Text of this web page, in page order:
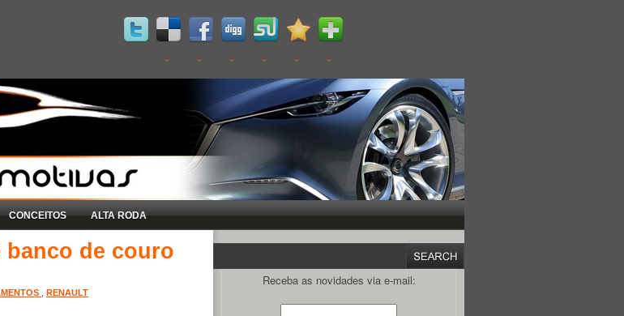
CONCEITOS ALTA RODA
banco de couro
RENAULT
Receba as novidades via e-mail: